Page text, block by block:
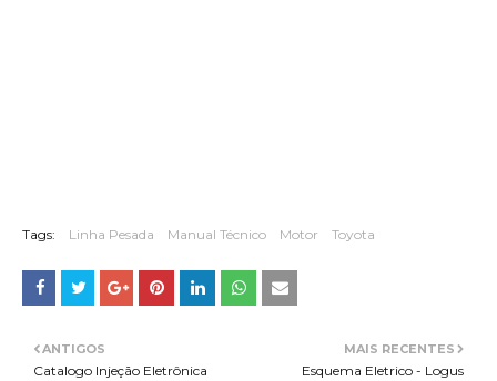
Tags: Linha Pesada Manual Técnico Motor Toyota
MAIS RECENTES
Esquema Eletrico - Logus
ANTIGOS
Catalogo Injeção Eletrônica